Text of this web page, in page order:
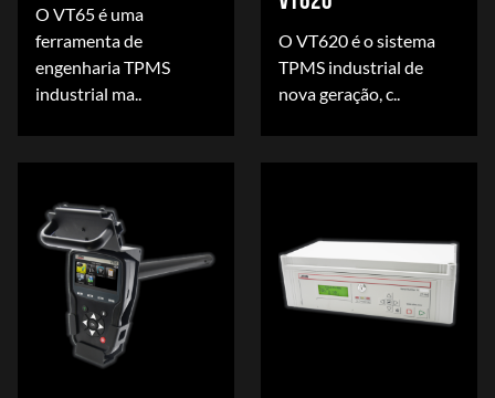
O VT65 é uma
ferramenta de
engenharia TPMS
industrial ma..
O VT620 é o sistema
TPMS industrial de
nova geração, c..